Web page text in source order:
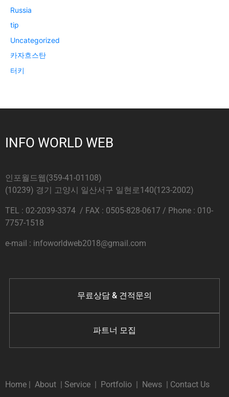
Russia
tip
Uncategorized
카자흐스탄
터키
INFO WORLD WEB
인포월드웹(359-41-01108)
(10239) 경기 고양시 일산서구 일현로140(123-2002)
TEL : 02-2039-3374 / FAX : 0505-828-0617 / Phone : 010-
7757-1518
e-mail : infoworldweb2018@gmail.com
무료상담 & 견적문의
파트너 모집
Home | About | Service | Portfolio | News | Contact Us